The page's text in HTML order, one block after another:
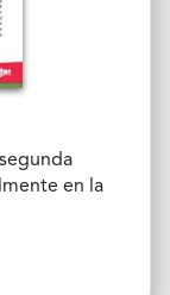
en la